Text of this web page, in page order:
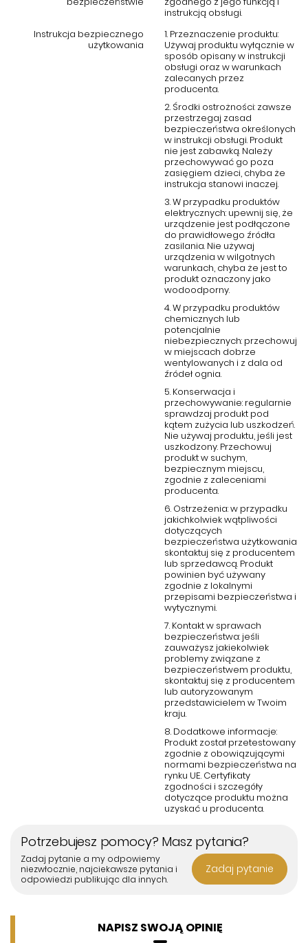
ciesz się niepowtarzalnym komfortem na co dzień.
instrukcją obsługi.
Instrukcja bezpiecznego
użytkowania
1. Przeznaczenie produktu:
Używaj produktu wyłącznie w
sposób opisany w instrukcji
obsługi oraz w warunkach
zalecanych przez
producenta.
2. Środki ostrożności: zawsze
przestrzegaj zasad
bezpieczeństwa określonych
w instrukcji obsługi. Produkt
nie jest zabawką. Należy
przechowywać go poza
zasięgiem dzieci, chyba że
instrukcja stanowi inaczej.
3. W przypadku produktów
elektrycznych: upewnij się, że
urządzenie jest podłączone
do prawidłowego źródła
zasilania. Nie używaj
urządzenia w wilgotnych
warunkach, chyba że jest to
produkt oznaczony jako
wodoodporny.
4. W przypadku produktów
chemicznych lub
potencjalnie
niebezpiecznych: przechowuj
w miejscach dobrze
wentylowanych i z dala od
źródeł ognia.
5. Konserwacja i
przechowywanie: regularnie
sprawdzaj produkt pod
kątem zużycia lub uszkodzeń.
Nie używaj produktu, jeśli jest
uszkodzony. Przechowuj
produkt w suchym,
bezpiecznym miejscu,
zgodnie z zaleceniami
producenta.
6. Ostrzeżenia: w przypadku
jakichkolwiek wątpliwości
dotyczących
bezpieczeństwa użytkowania
skontaktuj się z producentem
lub sprzedawcą. Produkt
powinien być używany
zgodnie z lokalnymi
przepisami bezpieczeństwa i
wytycznymi.
7. Kontakt w sprawach
bezpieczeństwa: jeśli
zauważysz jakiekolwiek
problemy związane z
bezpieczeństwem produktu,
skontaktuj się z producentem
lub autoryzowanym
przedstawicielem w Twoim
kraju.
8. Dodatkowe informacje:
Produkt został przetestowany
zgodnie z obowiązującymi
normami bezpieczeństwa na
rynku UE. Certyfikaty
zgodności i szczegóły
dotyczące produktu można
uzyskać u producenta.
Potrzebujesz pomocy? Masz pytania?
Zadaj pytanie a my odpowiemy
niezwłocznie, najciekawsze pytania i
odpowiedzi publikując dla innych.
Zadaj pytanie
NAPISZ SWOJĄ OPINIĘ